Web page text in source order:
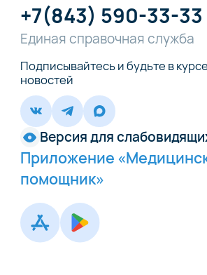
+7(843) 590-33-33
Единая справочная служба
Подписывайтесь и будьте в
новостей
Версия для
Приложение
помощник»